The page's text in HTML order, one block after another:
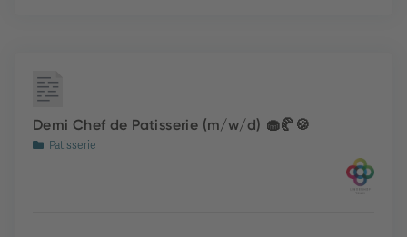
Demi Chef de Patisserie (m/w/d) 🧁🥐🍪
Patisserie